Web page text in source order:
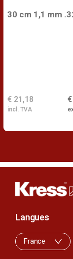
30 cm 1,1 mm
€ 21,18
incl. TVA
Langues
France